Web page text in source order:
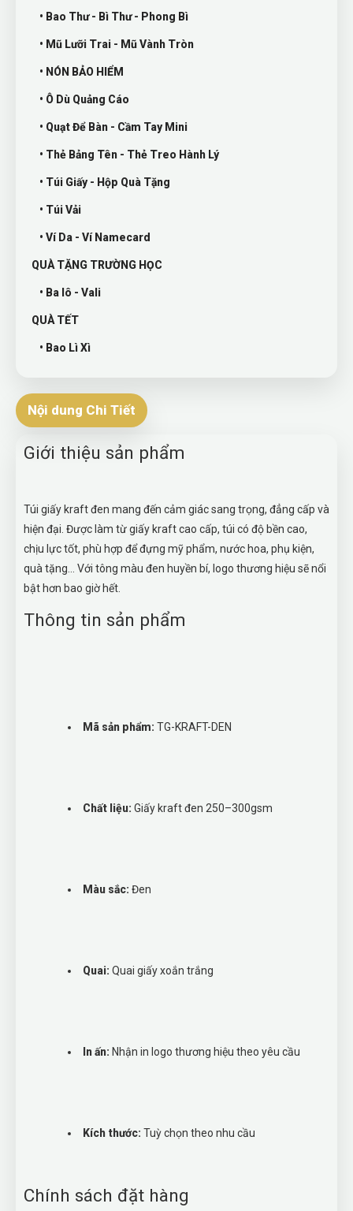
• Bao Thư - Bì Thư - Phong Bì
• Mũ Lưỡi Trai - Mũ Vành Tròn
• NÓN BẢO HIỂM
• Ô Dù Quảng Cáo
• Quạt Để Bàn - Cầm Tay Mini
• Thẻ Bảng Tên - Thẻ Treo Hành Lý
• Túi Giấy - Hộp Quà Tặng
• Túi Vải
• Ví Da - Ví Namecard
QUÀ TẶNG TRƯỜNG HỌC
• Ba lô - Vali
QUÀ TẾT
• Bao Lì Xì
Nội dung Chi Tiết
Giới thiệu sản phẩm
Túi giấy kraft đen mang đến cảm giác sang trọng, đẳng cấp và
hiện đại. Được làm từ giấy kraft cao cấp, túi có độ bền cao,
chịu lực tốt, phù hợp để đựng mỹ phẩm, nước hoa, phụ kiện,
quà tặng… Với tông màu đen huyền bí, logo thương hiệu sẽ nổi
bật hơn bao giờ hết.
Thông tin sản phẩm
Mã sản phẩm: TG-KRAFT-DEN
Chất liệu: Giấy kraft đen 250–300gsm
Màu sắc: Đen
Quai: Quai giấy xoắn trắng
In ấn: Nhận in logo thương hiệu theo yêu cầu
Kích thước: Tuỳ chọn theo nhu cầu
Chính sách đặt hàng